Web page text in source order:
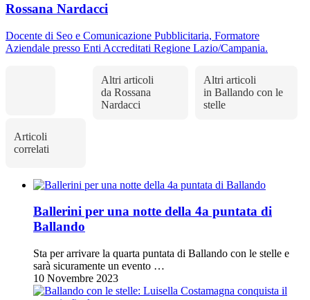
Rossana Nardacci
Docente di Seo e Comunicazione Pubblicitaria, Formatore
Aziendale presso Enti Accreditati Regione Lazio/Campania.
Articoli
correlati
Altri articoli
da Rossana
Nardacci
Altri articoli
in Ballando con le
stelle
Ballerini per una notte della 4a puntata di
Ballando
Sta per arrivare la quarta puntata di Ballando con le stelle e
sarà sicuramente un evento …
10 Novembre 2023